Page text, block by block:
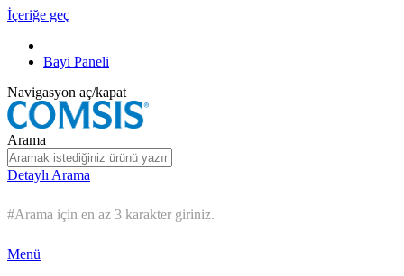
İçeriğe geç
Bayi Paneli
Navigasyon aç/kapat
Arama
Detaylı Arama
#Arama için en az 3 karakter giriniz.
Menü